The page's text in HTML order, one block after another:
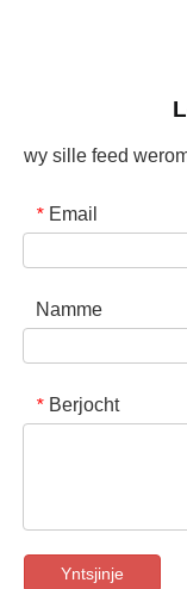
wy sille feed
* Email
Namme
* Berjocht
Yntsjinje